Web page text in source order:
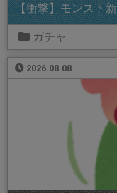
【衝撃】モンスト
ガチャ
2026.08.08